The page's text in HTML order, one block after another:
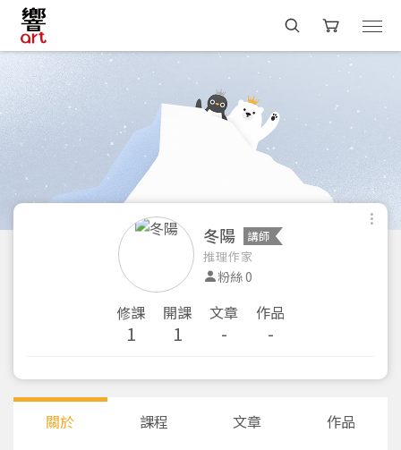
冬陽 講師
推理作家
粉絲 0
修課
1
開課
1
文章
-
作品
-
關於 課程 文章 作品